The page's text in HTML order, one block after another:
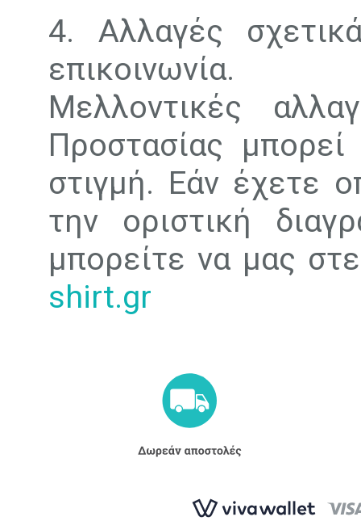
4. Αλλαγές
επικοινωνία.
Μελλοντικές
Προστασίας
στιγμή. Εάν έχετε
την οριστική
μπορείτε να μας
shirt.gr